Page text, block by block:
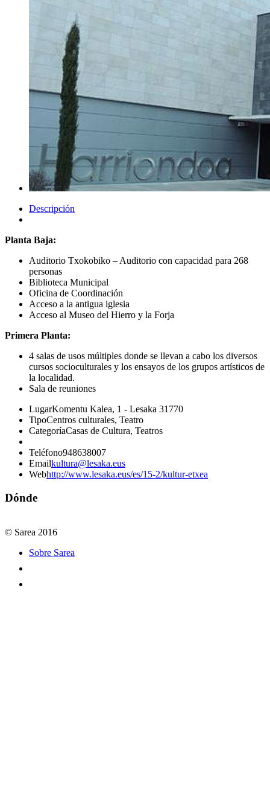
Descripción
Planta Baja:
Auditorio Txokobiko – Auditorio con capacidad para 268
personas
Biblioteca Municipal
Oficina de Coordinación
Acceso a la antigua iglesia
Acceso al Museo del Hierro y la Forja
Primera Planta:
4 salas de usos múltiples donde se llevan a cabo los diversos
cursos socioculturales y los ensayos de los grupos artísticos de
la localidad.
Sala de reuniones
LugarKomentu Kalea, 1 - Lesaka 31770
TipoCentros culturales, Teatro
CategoríaCasas de Cultura, Teatros
Teléfono948638007
Emailkultura@lesaka.eus
Webhttp://www.lesaka.eus/es/15-2/kultur-etxea
Dónde
© Sarea 2016
Sobre Sarea